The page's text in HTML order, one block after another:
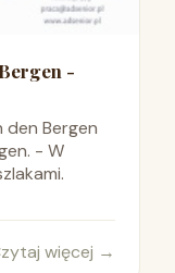
-
den Bergen
- W
więcej →